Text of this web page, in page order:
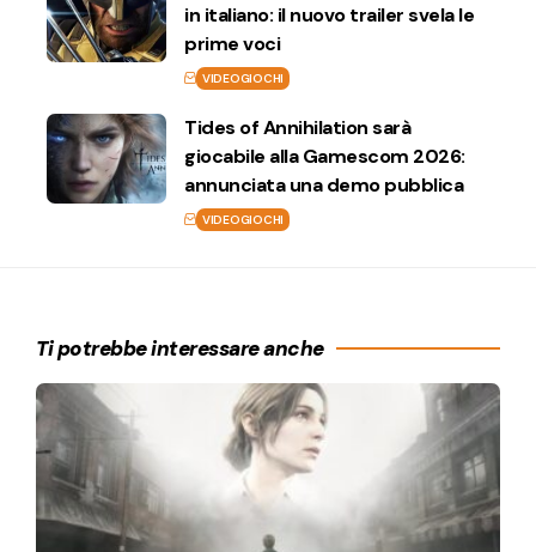
in italiano: il nuovo trailer svela le
prime voci
VIDEOGIOCHI
Tides of Annihilation sarà
giocabile alla Gamescom 2026:
annunciata una demo pubblica
VIDEOGIOCHI
Ti potrebbe interessare anche